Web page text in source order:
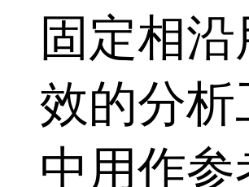
固定相
效的分析
中用作参